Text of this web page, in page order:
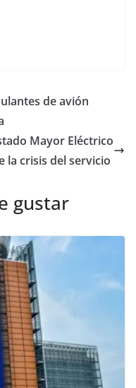
de avión
Mayor Eléctrico
la crisis del servicio
gustar